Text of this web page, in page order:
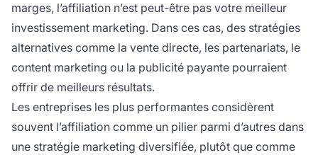
marges, l’affiliation n’est peut-être pas votre meilleur
investissement marketing. Dans ces cas, des stratégies
alternatives comme la vente directe, les partenariats, le
content marketing ou la publicité payante pourraient
offrir de meilleurs résultats.
Les entreprises les plus performantes considèrent
souvent l’affiliation comme un pilier parmi d’autres dans
une stratégie marketing diversifiée, plutôt que comme